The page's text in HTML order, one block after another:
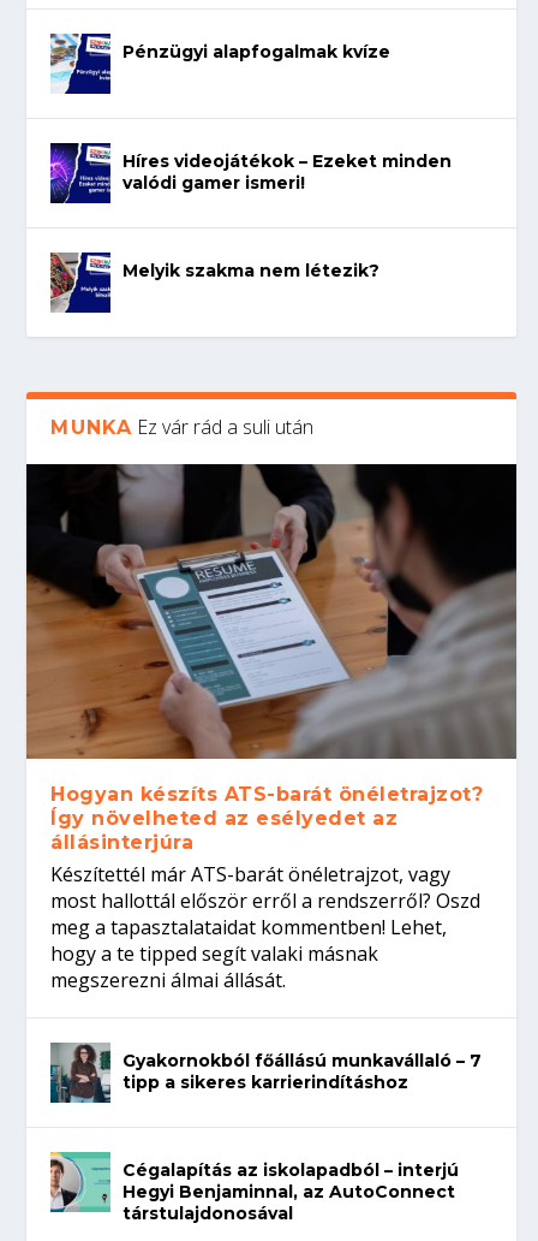
Pénzügyi alapfogalmak kvíze
Híres videojátékok – Ezeket minden
valódi gamer ismeri!
Melyik szakma nem létezik?
MUNKA Ez vár rád a suli után
Hogyan készíts ATS-barát önéletrajzot?
Így növelheted az esélyedet az
állásinterjúra
Készítettél már ATS-barát önéletrajzot, vagy
most hallottál először erről a rendszerről? Oszd
meg a tapasztalataidat kommentben! Lehet,
hogy a te tipped segít valaki másnak
megszerezni álmai állását.
Gyakornokból főállású munkavállaló – 7
tipp a sikeres karrierindításhoz
Cégalapítás az iskolapadból – interjú
Hegyi Benjaminnal, az AutoConnect
társtulajdonosával